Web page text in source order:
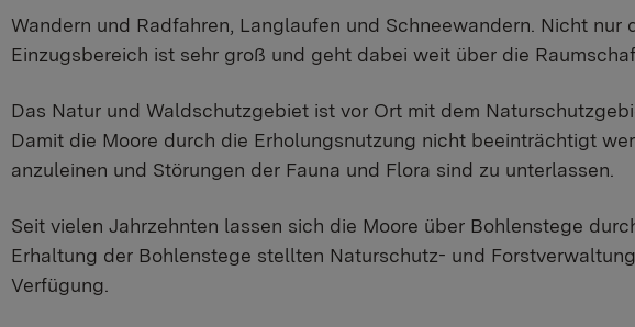
Wandern und Radfahren, Langlaufen und Schneewandern. Nicht
Einzugsbereich ist sehr groß und geht dabei weit über die
Das Natur und Waldschutzgebiet ist vor Ort mit dem
Damit die Moore durch die Erholungsnutzung nicht beeinträchtigt
anzuleinen und Störungen der Fauna und Flora sind zu unterlassen.
Seit vielen Jahrzehnten lassen sich die Moore über Bohlenstege
Erhaltung der Bohlenstege stellten Naturschutz- und
Verfügung.